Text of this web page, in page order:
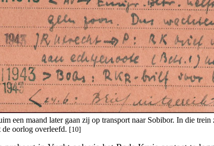
een maand later gaan zij op transport naar Sobibor. In die
de oorlog overleefd. [10]